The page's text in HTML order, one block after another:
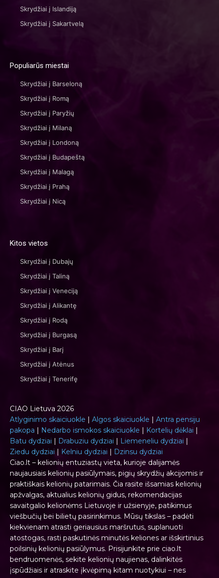
Skrydžiai į Islandiją
Skrydžiai į Sakartvelą
Populiarūs miestai
Skrydžiai į Barseloną
Skrydžiai į Romą
Skrydžiai į Paryžių
Skrydžiai į Milaną
Skrydžiai į Londoną
Skrydžiai į Budapeštą
Skrydžiai į Malagą
Skrydžiai į Prahą
Skrydžiai į Nicą
Kitos vietos
Skrydžiai į Dubajų
Skrydžiai į Taliną
Skrydžiai į Veneciją
Skrydžiai į Alikantę
Skrydžiai į Rodą
Skrydžiai į Burgasą
Skrydžiai į Barį
Skrydžiai į Atėnus
Skrydžiai į Tenerifę
CIAO Lietuva 2026
Atlyginimo skaiciuokle | Algos skaiciuokle | Antra pensiju
pakopa | Nedarbo ismokos skaiciuokle | Kortelių dėklai |
Batu dydziai | Drabuziu dydziai | Liemeneliu dydziai |
Ziedu dydziai | Kelniu dydziai | Dzinsu dydziai
Ciao.lt – kelionių entuziastų vieta, kurioje dalijamės
naujausiais kelionių pasiūlymais, pigių skrydžių akcijomis ir
praktiškais kelionių patarimais. Čia rasite išsamias kelionių
apžvalgas, aktualius kelionių gidus, rekomendacijas
savaitgalio kelionėms Lietuvoje ir užsienyje, patikimus
viešbučių bei bilietų pasirinkimus. Mūsų tikslas – padėti
kiekvienam atrasti geriausius maršrutus, suplanuoti
atostogas, rasti paskutinės minutės keliones ar išskirtinius
poilsinių kelionių pasiūlymus. Prisijunkite prie ciao.lt
bendruomenės, sekite kelionių naujienas, dalinkitės
įspūdžiais ir atraskite įkvėpimą kitam nuotykiui – nes